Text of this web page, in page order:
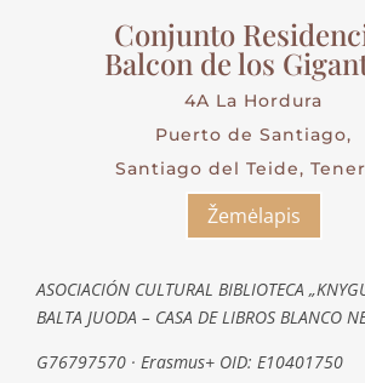
Conjunto
Balcon de los
4A La Hordura
Puerto de Santiago,
Santiago del Teide,
Žemėlapis
ASOCIACIÓN CULTURAL BIBLIOTECA
BALTA JUODA – CASA DE LIBROS BLANCO
G76797570 · Erasmus+ OID: E10401750